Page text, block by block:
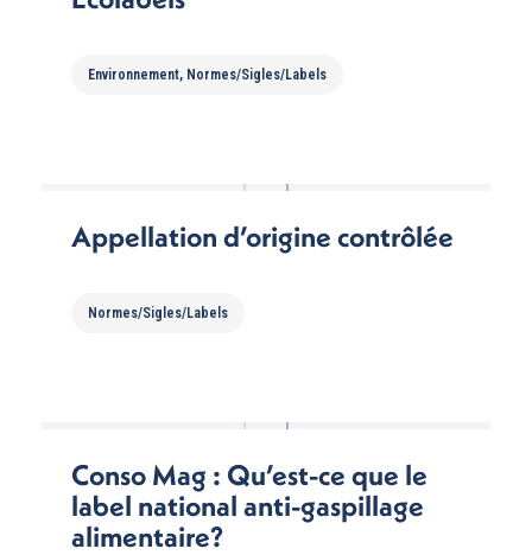
Environnement, Normes/Sigles/Labels
Appellation d’origine contrôlée
Normes/Sigles/Labels
Conso Mag : Qu’est-ce que le
label national anti-gaspillage
alimentaire?